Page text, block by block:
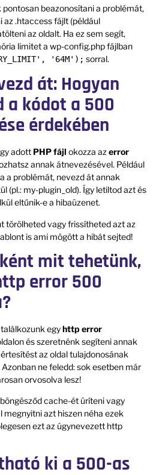
beazonosítani a problémát,
.htaccess fájlt (például
az oldalt. Ha ez sem segít,
limitet a wp-config.php fájlban
'64M'); sorral.
át: Hogyan
a kódot a 500
érdekében
adott PHP fájl okozza az error
annak átnevezésével. Például
a problémát, nevezd át annak
(pl.: my-plugin_old). Így letiltod azt és
eltűnik-e a hibaüzenet.
törölheted vagy frissítheted azt az
is ami mögött a hibát sejted!
mit tehetünk,
error 500
egyhttp error
és szeretnénk segíteni annak
az oldal tulajdonosának
ne feledd: sok esetben már
orvosolva lesz!
cache-ét üríteni vagy
azt hiszen néha ezek
ezt az úgynevezett http
ki a 500-as